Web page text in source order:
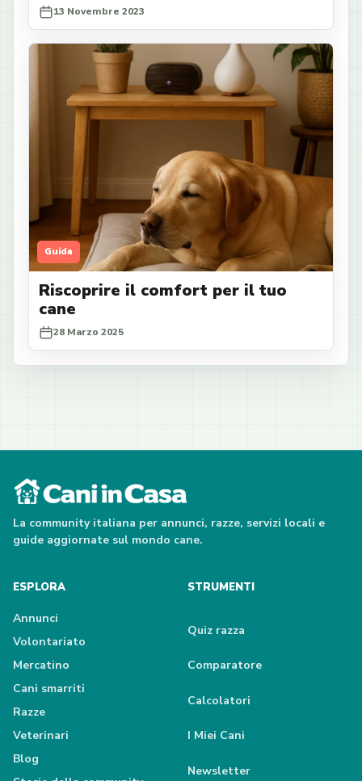
13 Novembre 2023
Guida
Riscoprire il comfort per il tuo
cane
28 Marzo 2025
La community italiana per annunci, razze, servizi locali e
guide aggiornate sul mondo cane.
ESPLORA
Annunci
Volontariato
Mercatino
Cani smarriti
Razze
Veterinari
Blog
STRUMENTI
Quiz razza
Comparatore
Calcolatori
I Miei Cani
Newsletter